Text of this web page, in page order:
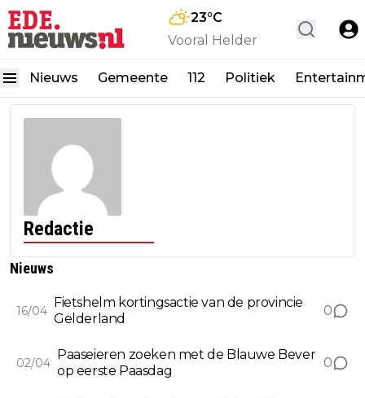
23°C
Vooral Helder
Nieuws Gemeente 112 Politiek
Redactie
Nieuws
16/04
Fietshelm kortingsactie van de provincie
Gelderland
0
02/04
Paaseieren zoeken met de Blauwe Bever
op eerste Paasdag
0